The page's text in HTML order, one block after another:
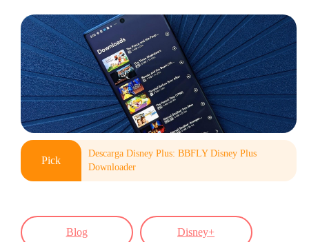
Pick
Descarga Disney Plus: BBFLY Disney Plus
Downloader
Blog Disney+